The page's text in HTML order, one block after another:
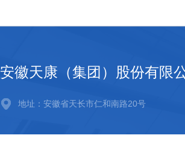
安徽天康（集团）股份有限
地址：安徽省天长市仁和南路20号